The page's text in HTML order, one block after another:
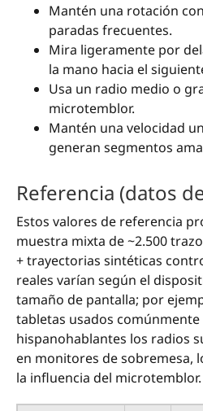
Mantén una rotación
paradas frecuentes.
Mira ligeramente por
la mano hacia el
Usa un radio medio o
microtemblor.
Mantén una velocidad
generan segmentos
Referencia (datos
Estos valores de referencia
muestra mixta de ~2.500
+ trayectorias sintéticas
reales varían según el
tamaño de pantalla; por
tabletas usados comúnmente
hispanohablantes los radios
en monitores de sobremesa,
la influencia del microtemblor.